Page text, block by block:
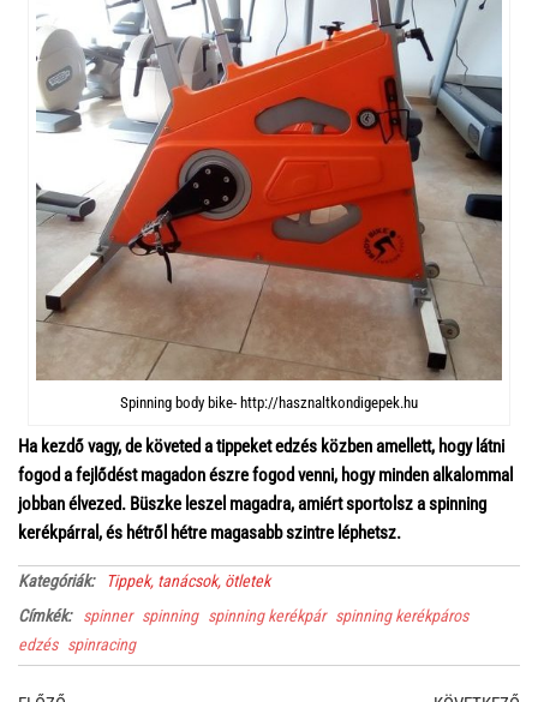
Spinning body bike- http://hasznaltkondigepek.hu
Ha kezdő vagy, de követed a tippeket edzés közben amellett, hogy látni
fogod a fejlődést magadon észre fogod venni, hogy minden alkalommal
jobban élvezed. Büszke leszel magadra, amiért sportolsz a spinning
kerékpárral, és hétről hétre magasabb szintre léphetsz.
Kategóriák:
Tippek, tanácsok, ötletek
Címkék:
spinner spinning spinning kerékpár spinning kerékpáros
edzés spinracing